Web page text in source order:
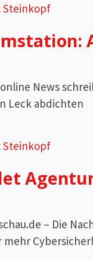
Steinkopf
online News
Leck abdichten
Steinkopf
– Die